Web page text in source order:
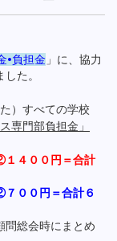
•負担金 」に、協力
た。
）すべての学校
門部負担金」
４００円＝合計
００円＝合計６
総会時にまとめ